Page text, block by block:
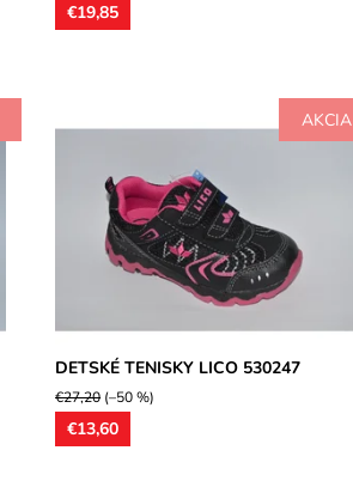
€19,85
AKCIA
zvršok syntetika. Ľahká obuv, tenká,
vhodná na jarné dni. Spevnená špička...
Dostupnosť:
Skladom
Značka:
LICO Austria
2 roky
DETSKÉ TENISKY LICO 530247
€27,20(–50 %)
€13,60